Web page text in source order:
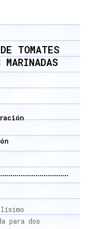
TOMATES
para dos